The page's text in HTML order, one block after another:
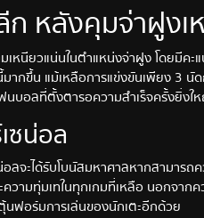
ก หลังคุมจ่าฝูง
หนียวแน่นในตำแหน่งจ่าฝูง โดยมีค
ากขึ้น แม้เหลือการแข่งขันเพียง 3 นั
บอลที่ตั้งตารอความสำเร็จครั้งยิ่งใ
ซน่อล
ลจะได้รับโบนัสมหาศาลหากสามาร
ามทุ่มเทในทุกเกมที่เหลือ นอกจากค
นฟอร์มการเล่นของนักเตะอีกด้วย